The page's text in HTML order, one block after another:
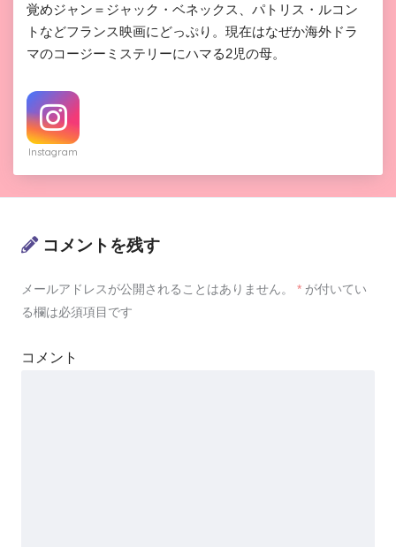
覚めジャン＝ジャック・ベネックス、パトリス・ルコン
トなどフランス映画にどっぷり。現在はなぜか海外ドラ
マのコージーミステリーにハマる2児の母。
Instagram
コメントを残す
メールアドレスが公開されることはありません。 * が付いてい
る欄は必須項目です
コメント